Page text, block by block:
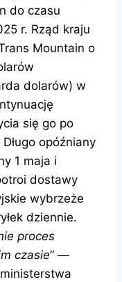
do czasu
r. Rząd kraju
Mountain o
dolarów) w
się go po
opóźniany
1 maja i
dostawy
wybrzeże
dziennie.
proces
czasie” —